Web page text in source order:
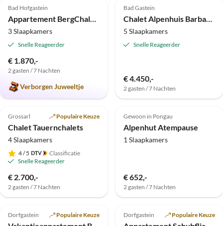
Bad Hofgastein
3 Slaapkamers
Snelle Reageerder
€ 1.870,-
2 gasten / 7 Nachten
Verborgen Juweeltje
Bad Gastein
5 Slaapkamers
Snelle Reageerder
€ 4.450,-
2 gasten / 7 Nachten
Advertentie
4.8 (4)
Grossarl Populaire Keuze
Chalet Tauernchalets
4 Slaapkamers
4/ 5
Classificatie
Snelle Reageerder
€ 2.700,-
2 gasten / 7 Nachten
Advertentie
4.8 (3)
Gewoon in Pongau
Alpenhut Atempause
1 Slaapkamers
€ 652,-
2 gasten / 7 Nachten
Advertentie
5.0 (2)
Dorfgastein Populaire Keuze
Advertentie
5.0 (1)
Dorfgastein Populaire Keuze